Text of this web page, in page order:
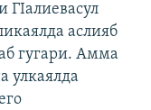
ГIалиевасул
аслияб
гугари. Амма
улкаялда